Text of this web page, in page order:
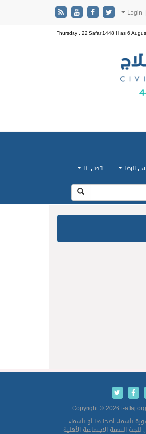
Thursday , 22 Safar 1448 H as6
الرضا اتصل بنا
Copyright © 2026 t-
بأسماء أصحابها أو بأسماء
التنمية الاجتماعية الأهلية